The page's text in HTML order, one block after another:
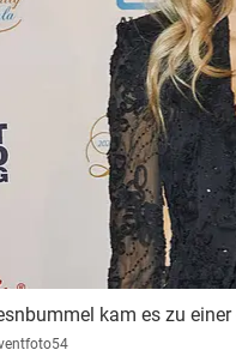
kam es zu